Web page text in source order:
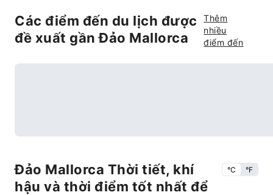
Các điểm đến du lịch được
đề xuất gần Đảo Mallorca
Thêm
nhiều
điểm đến
Đảo Mallorca Thời tiết, khí
hậu và thời điểm tốt nhất để
°C °F